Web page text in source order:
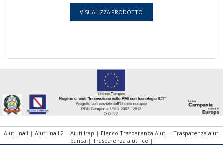
VISUALIZZA PRODOTTO
Aiuti Inail | Aiuti Inail 2| Aiuti Irap | Elenco Trasparenza Aiuti | Trasparenza aiuti
banca | Trasparenza aiuti Ice |